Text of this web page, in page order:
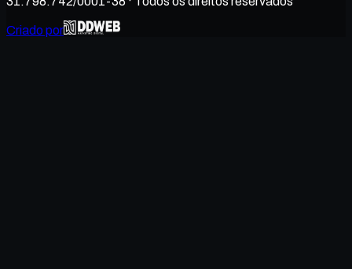
Criado por